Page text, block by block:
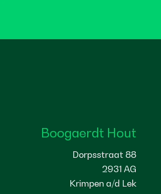
Boogaerdt Hout
Dorpsstraat 88
2931 AG
Krimpen a/d Lek